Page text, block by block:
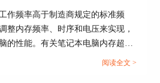
连接成功界面
作频率高于制造商规定的标准频
整内存频率、时序和电压来实现，
的性能。有关笔记本电脑内存超频
存超频教程的内容，本文向大家作
阅读全文 >